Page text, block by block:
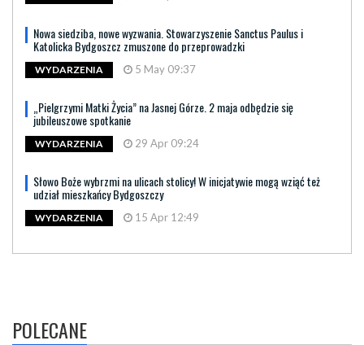
Nowa siedziba, nowe wyzwania. Stowarzyszenie Sanctus Paulus i
Katolicka Bydgoszcz zmuszone do przeprowadzki
WYDARZENIA 5 May 09:37
„Pielgrzymi Matki Życia” na Jasnej Górze. 2 maja odbędzie się
jubileuszowe spotkanie
WYDARZENIA 29 Apr 09:24
Słowo Boże wybrzmi na ulicach stolicy! W inicjatywie mogą wziąć też
udział mieszkańcy Bydgoszczy
WYDARZENIA 15 Apr 12:49
POLECANE